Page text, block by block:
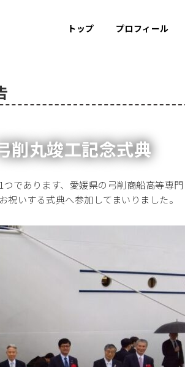
トップ プロフィール
丸竣工記念式典
であります、愛媛県の弓削商船高等専門
いする式典へ参加してまいりました。